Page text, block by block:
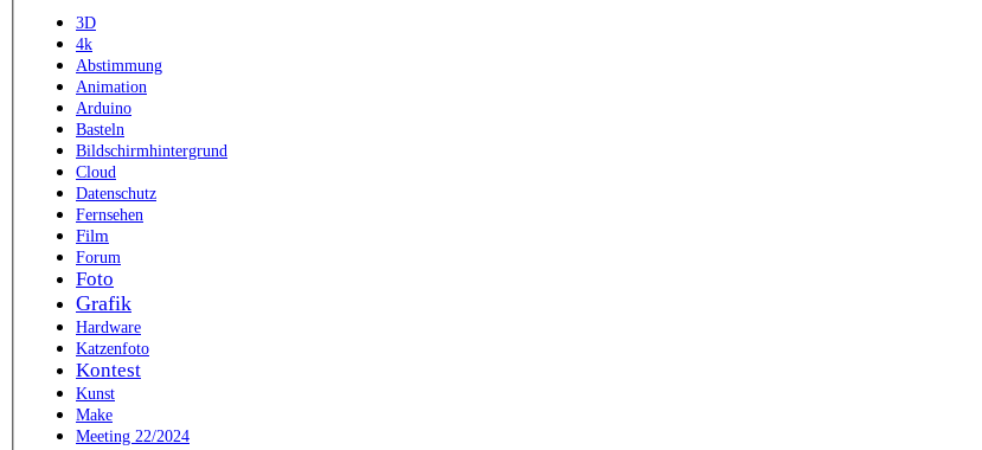
3D
4k
Abstimmung
Animation
Arduino
Basteln
Bildschirmhintergrund
Cloud
Datenschutz
Fernsehen
Film
Forum
Foto
Grafik
Hardware
Katzenfoto
Kontest
Kunst
Make
Meeting 22/2024